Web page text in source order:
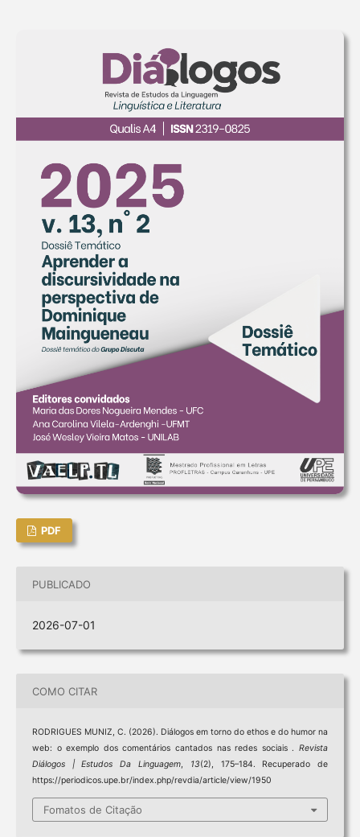
PDF
PUBLICADO
2026-07-01
COMO CITAR
RODRIGUES MUNIZ, C. (2026). Diálogos em torno do ethos e do humor na
web: o exemplo dos comentários cantados nas redes sociais .Revista
Diálogos | Estudos Da Linguagem, 13(2), 175–184. Recuperado de
https://periodicos.upe.br/index.php/revdia/article/view/1950
Fomatos de Citação